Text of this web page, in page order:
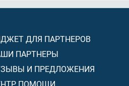
ДЛЯ ПАРТНЕРОВ
ПАРТНЕРЫ
И ПРЕДЛОЖЕНИЯ
ПОМОЩИ